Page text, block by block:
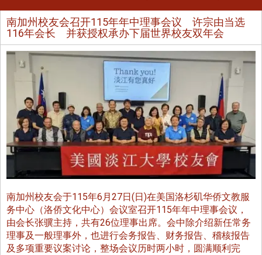
南加州校友会召开115年年中理事会议 许宗由当选
116年会长 并获授权承办下届世界校友双年会
南加州校友会于115年6月27日(日)在美国洛杉矶华侨文教服
务中心（洛侨文化中心）会议室召开115年年中理事会议，
由会长张骥主持，共有26位理事出席。会中除介绍新任常务
理事及一般理事外，也进行会务报告、财务报告、稽核报告
及多项重要议案讨论，整场会议历时两小时，圆满顺利完